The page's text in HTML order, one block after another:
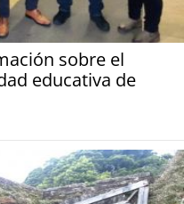
sobre el
educativa de